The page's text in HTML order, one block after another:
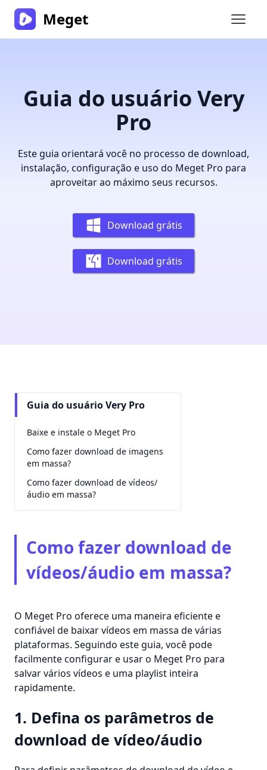
Abrir
Meget
Guia do usuário Very
Pro
Este guia orientará você no processo de download,
instalação, configuração e uso do Meget Pro para
aproveitar ao máximo seus recursos.
Download grátis
Download grátis
Guia do usuário Very Pro
Baixe e instale o Meget Pro
Como fazer download de imagens
em massa?
Como fazer download de vídeos/
áudio em massa?
Como fazer download de
vídeos/áudio em massa?
O Meget Pro oferece uma maneira eficiente e
confiável de baixar vídeos em massa de várias
plataformas. Seguindo este guia, você pode
facilmente configurar e usar o Meget Pro para
salvar vários vídeos e uma playlist inteira
rapidamente.
1. Defina os parâmetros de
download de vídeo/áudio